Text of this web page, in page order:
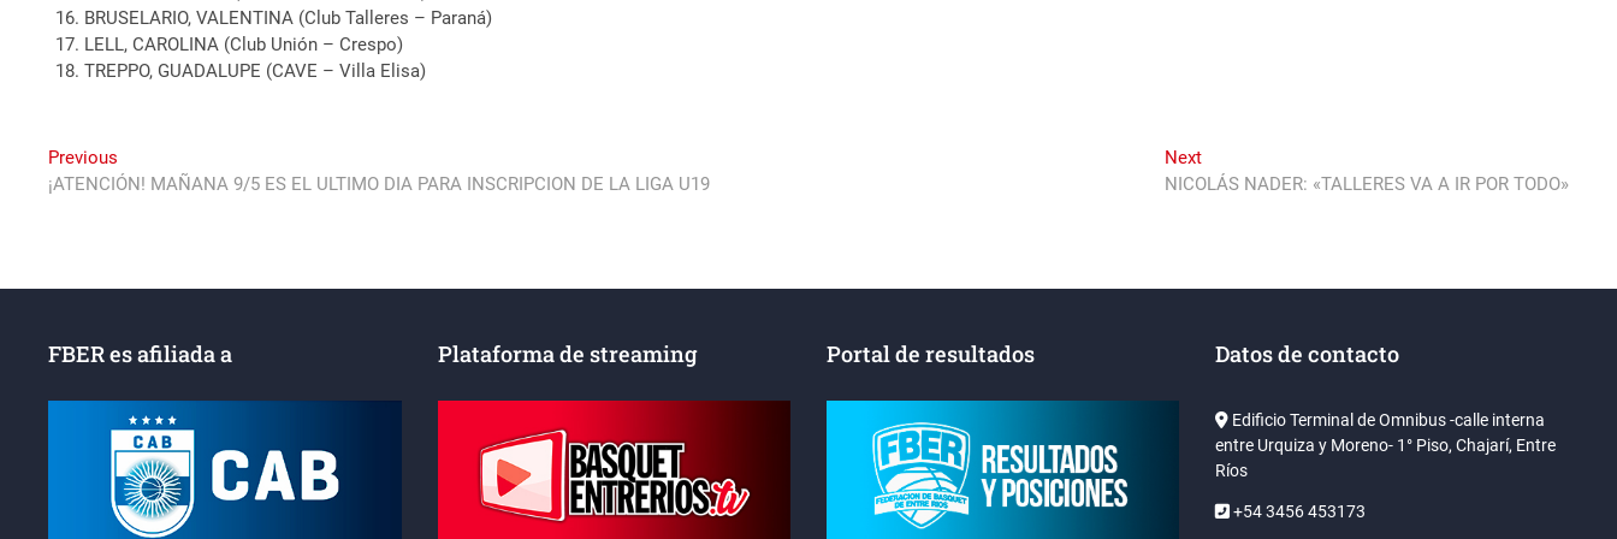
BRUSELARIO, VALENTINA (Club Talleres – Paraná)
LELL, CAROLINA (Club Unión – Crespo)
TREPPO, GUADALUPE (CAVE – Villa Elisa)
Navegación
de
Previous
post:
¡ATENCIÓN! MAÑANA 9/5 ES EL ULTIMO DIA PARA INSCRIPCION DE LA LIGA U19
NextNext
post:
NICOLÁS NADER: «TALLERES VA A IR POR TODO»
FBER es afiliada a Plataforma de streaming Portal de resultados Datos de contacto
Edificio Terminal de Omnibus -calle interna
entre Urquiza y Moreno- 1° Piso, Chajarí, Entre
Ríos
+54 3456 453173